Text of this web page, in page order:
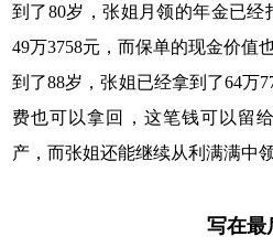
到了80岁，张姐月领的年金已经
49万3758元，而保单的现金价值
到了88岁，张姐已经拿到了64万
费也可以拿回，这笔钱可以留
产，而张姐还能继续从利满满中
写在最